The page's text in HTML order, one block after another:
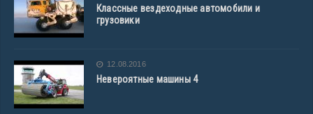
Классные вездеходные автомобили и
грузовики
12.08.2016
Невероятные машины 4